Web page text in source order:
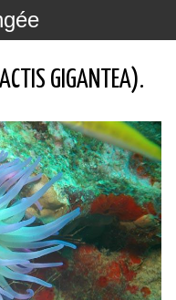
GIGANTEA).